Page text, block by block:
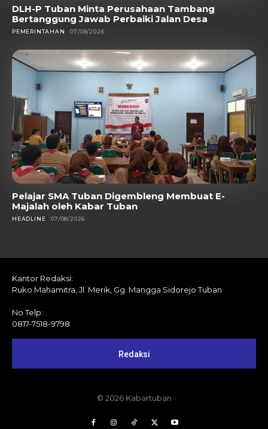
DLH-P Tuban Minta Perusahaan Tambang
Bertanggung Jawab Perbaiki Jalan Desa
PEMERINTAHAN 07/08/2026
Pelajar SMA Tuban Digembleng Membuat E-
Majalah oleh Kabar Tuban
HEADLINE 07/08/2026
Kantor Redaksi:
Ruko Mahamitra, Jl. Merik, Gg. Mangga Sidorejo Tuban
No Telp:
0817-7518-9798
Redaksi
© 2026 Kabartuban